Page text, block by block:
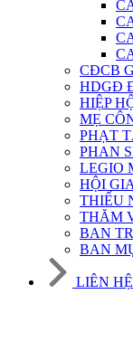
CĐCB
HDGĐ
HIỆP
MẸ
PHẠT
PHAN
LEGIO
HỘI
THIẾU
THĂM
BAN
BAN
LIÊN HỆ